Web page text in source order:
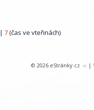
| 7(čas ve vteřinách)
© 2026 eStránky.cz |